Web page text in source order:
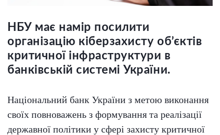
НБУ має намір посилити
організацію кіберзахисту об’єктів
критичної інфраструктури в
банківській системі України.
Національний банк України з метою виконання
своїх повноважень з формування та реалізації
державної політики у сфері захисту критичної